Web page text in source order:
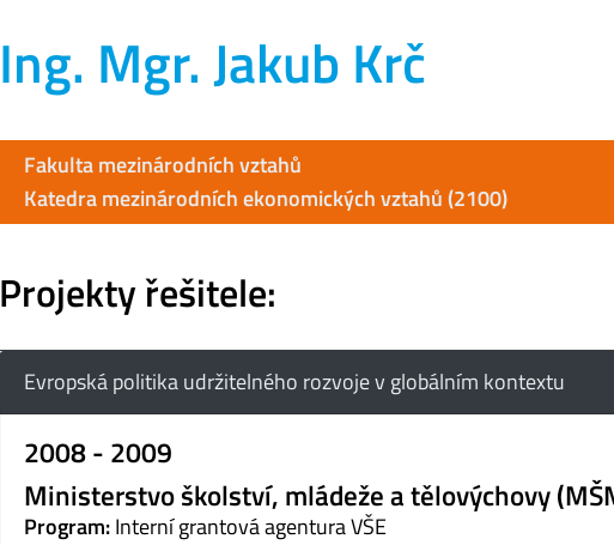
Ing. Mgr. Jakub Krč
Fakulta mezinárodních vztahů
Katedra mezinárodních ekonomických vztahů (2100)
Projekty řešitele:
Evropská politika udržitelného rozvoje v globálním kontextu
2008 - 2009
Ministerstvo školství, mládeže a tělovýchovy
Program:Interní grantová agentura VŠE